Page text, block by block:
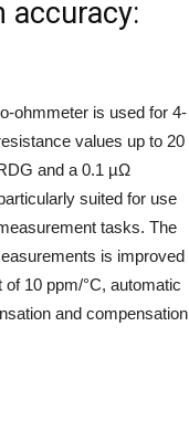
accuracy:
ohmmeter is used for 4-
values up to 20
and a 0.1 µΩ
suited for use
tasks. The
is improved
10 ppm/°C, automatic
and compensation